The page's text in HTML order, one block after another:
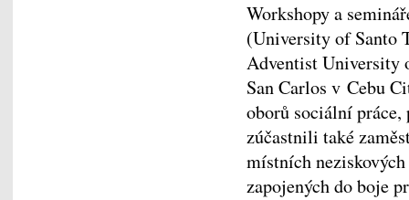
Workshopy a
(University of Santo
Adventist University
San Carlos v Cebu
oborů sociální práce,
zúčastnili také
místních
zapojených do boje